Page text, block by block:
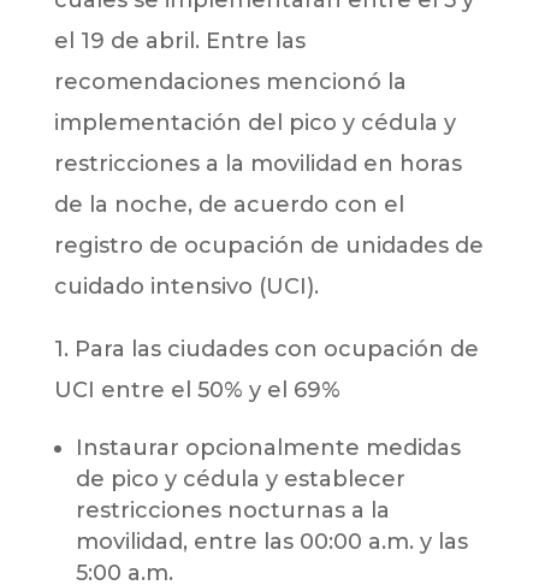
el 19 de abril. Entre las
recomendaciones mencionó la
implementación del pico y cédula y
restricciones a la movilidad en horas
de la noche, de acuerdo con el
registro de ocupación de unidades de
cuidado intensivo (UCI).
1. Para las ciudades con ocupación de
UCI entre el 50% y el 69%
Instaurar opcionalmente medidas
de pico y cédula y establecer
restricciones nocturnas a la
movilidad, entre las 00:00 a.m. y las
5:00 a.m.